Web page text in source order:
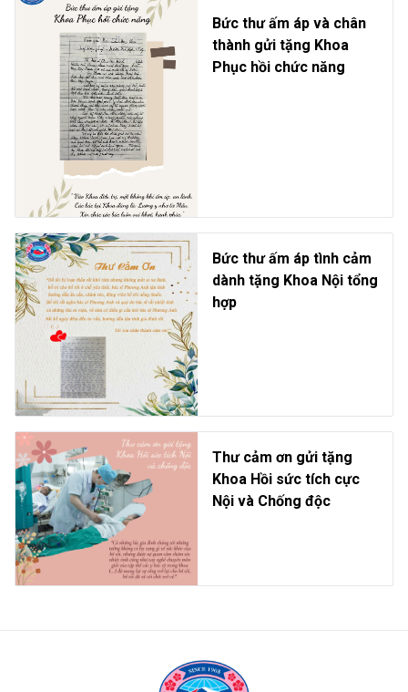
Bức thư ấm áp và chân
thành gửi tặng Khoa
Phục hồi chức năng
Bức thư ấm áp tình cảm
dành tặng Khoa Nội tổng
hợp
Thư cảm ơn gửi tặng
Khoa Hồi sức tích cực
Nội và Chống độc